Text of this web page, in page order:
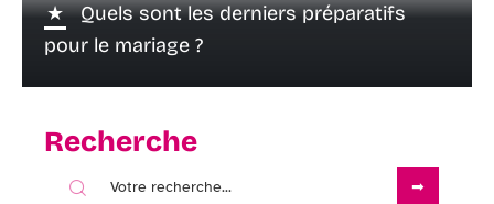
Quels sont les derniers préparatifs
pour le mariage ?
Recherche